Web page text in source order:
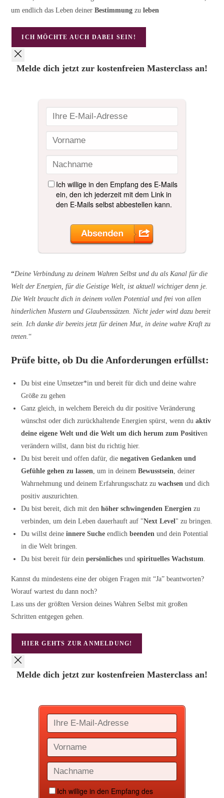
um endlich das Leben deinerBestimmungzuleben
ICH MÖCHTE AUCH DABEI SEIN!
Melde dich jetzt zur kostenfreien Masterclass an!
“Deine Verbindung zu deinem Wahren Selbst und du als Kanal für die
Welt der Energien, für die Geistige Welt, ist aktuell wichtiger denn je.
Die Welt braucht dich in deinem vollen Potential und frei von allen
hinderlichen Mustern und Glaubenssätzen. Nicht jeder wird dazu bereit
sein. Ich danke dir bereits jetzt für deinen Mut, in deine wahre Kraft zu
treten.“
Prüfe bitte, ob Du die Anforderungen erfüllst:
Du bist eine Umsetzer*in und bereit für dich und deine wahre
Größe zu gehen
Ganz gleich, in welchem Bereich du dir positive Veränderung
wünschst oder dich zurückhaltende Energien spürst, wenn duaktiv
deine eigene Welt und die Welt um dich herum zum Positiven
verändern willst, dann bist du richtig hier.
Du bist bereit und offen dafür, dienegativen Gedanken und
Gefühle gehen zu lassen, um in deinemBewusstsein, deiner
Wahrnehmung und deinem Erfahrungsschatz zuwachsenund dich
positiv auszurichten.
Du bist bereit, dich mit denhöher schwingenden Energienzu
verbinden, um dein Leben dauerhauft auf "Next Level" zu bringen.
Du willst deineinnere Sucheendlichbeendenund dein Potential
in die Welt bringen.
Du bist bereit für deinpersönlichesundspirituelles Wachstum.
Kannst du mindestens eine der obigen Fragen mit “Ja” beantworten?
Worauf wartest du dann noch?
Lass uns der größten Version deines Wahren Selbst mit großen
Schritten entgegen gehen.
HIER GEHTS ZUR ANMELDUNG!
Melde dich jetzt zur kostenfreien Masterclass an!